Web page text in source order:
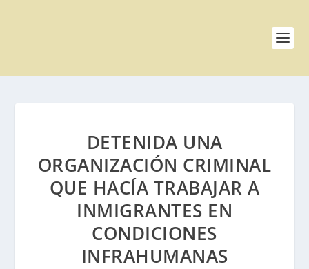
DETENIDA UNA
ORGANIZACIÓN CRIMINAL
QUE HACÍA TRABAJAR A
INMIGRANTES EN
CONDICIONES
INFRAHUMANAS